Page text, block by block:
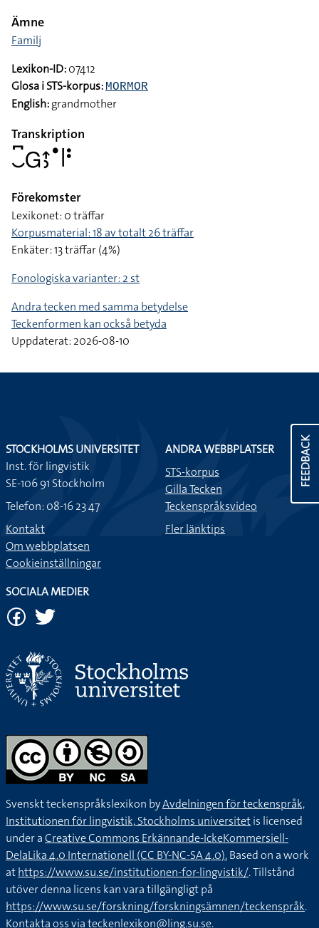
Ämne
Familj
Lexikon-ID:07412
Glosa i STS-korpus: MORMOR
English:grandmother
Transkription
􌤛􌥚􌤦􌤴􌤶􌤟􌥼􌥻
Förekomster
Lexikonet: 0 träffar
Korpusmaterial: 18 av totalt 26 träffar
Enkäter: 13 träffar (4%)
Fonologiska varianter: 2 st
Andra tecken med samma betydelse
Teckenformen kan också betyda
Uppdaterat: 2026-08-10
FEEDBACK
STOCKHOLMS UNIVERSITET
Inst. för lingvistik
SE-106 91 Stockholm
Telefon: 08-16 23 47
Kontakt
Om webbplatsen
Cookieinställningar
ANDRA WEBBPLATSER
STS-korpus
Gilla Tecken
Teckenspråksvideo
Fler länktips
SOCIALA MEDIER
Svenskt teckenspråkslexikon byAvdelningen för teckenspråk,
Institutionen för lingvistik, Stockholms universitetis licensed
under aCreative Commons Erkännande-IckeKommersiell-
DelaLika 4.0 Internationell (CC BY-NC-SA 4.0).Based on a work
athttps://www.su.se/institutionen-for-lingvistik/. Tillstånd
utöver denna licens kan vara tillgängligt på
https://www.su.se/forskning/forskningsämnen/teckenspråk.
Kontakta oss viateckenlexikon@ling.su.se.